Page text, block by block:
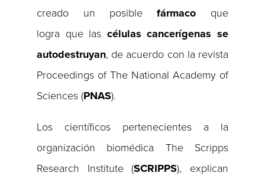
creado un posiblefármaco que
logra que las células cancerígenas se
autodestruyan, de acuerdo con la revista
Proceedings of The National Academy of
Sciences (PNAS).
Los científicos pertenecientes a la
organización biomédica The Scripps
Research Institute (SCRIPPS), explican